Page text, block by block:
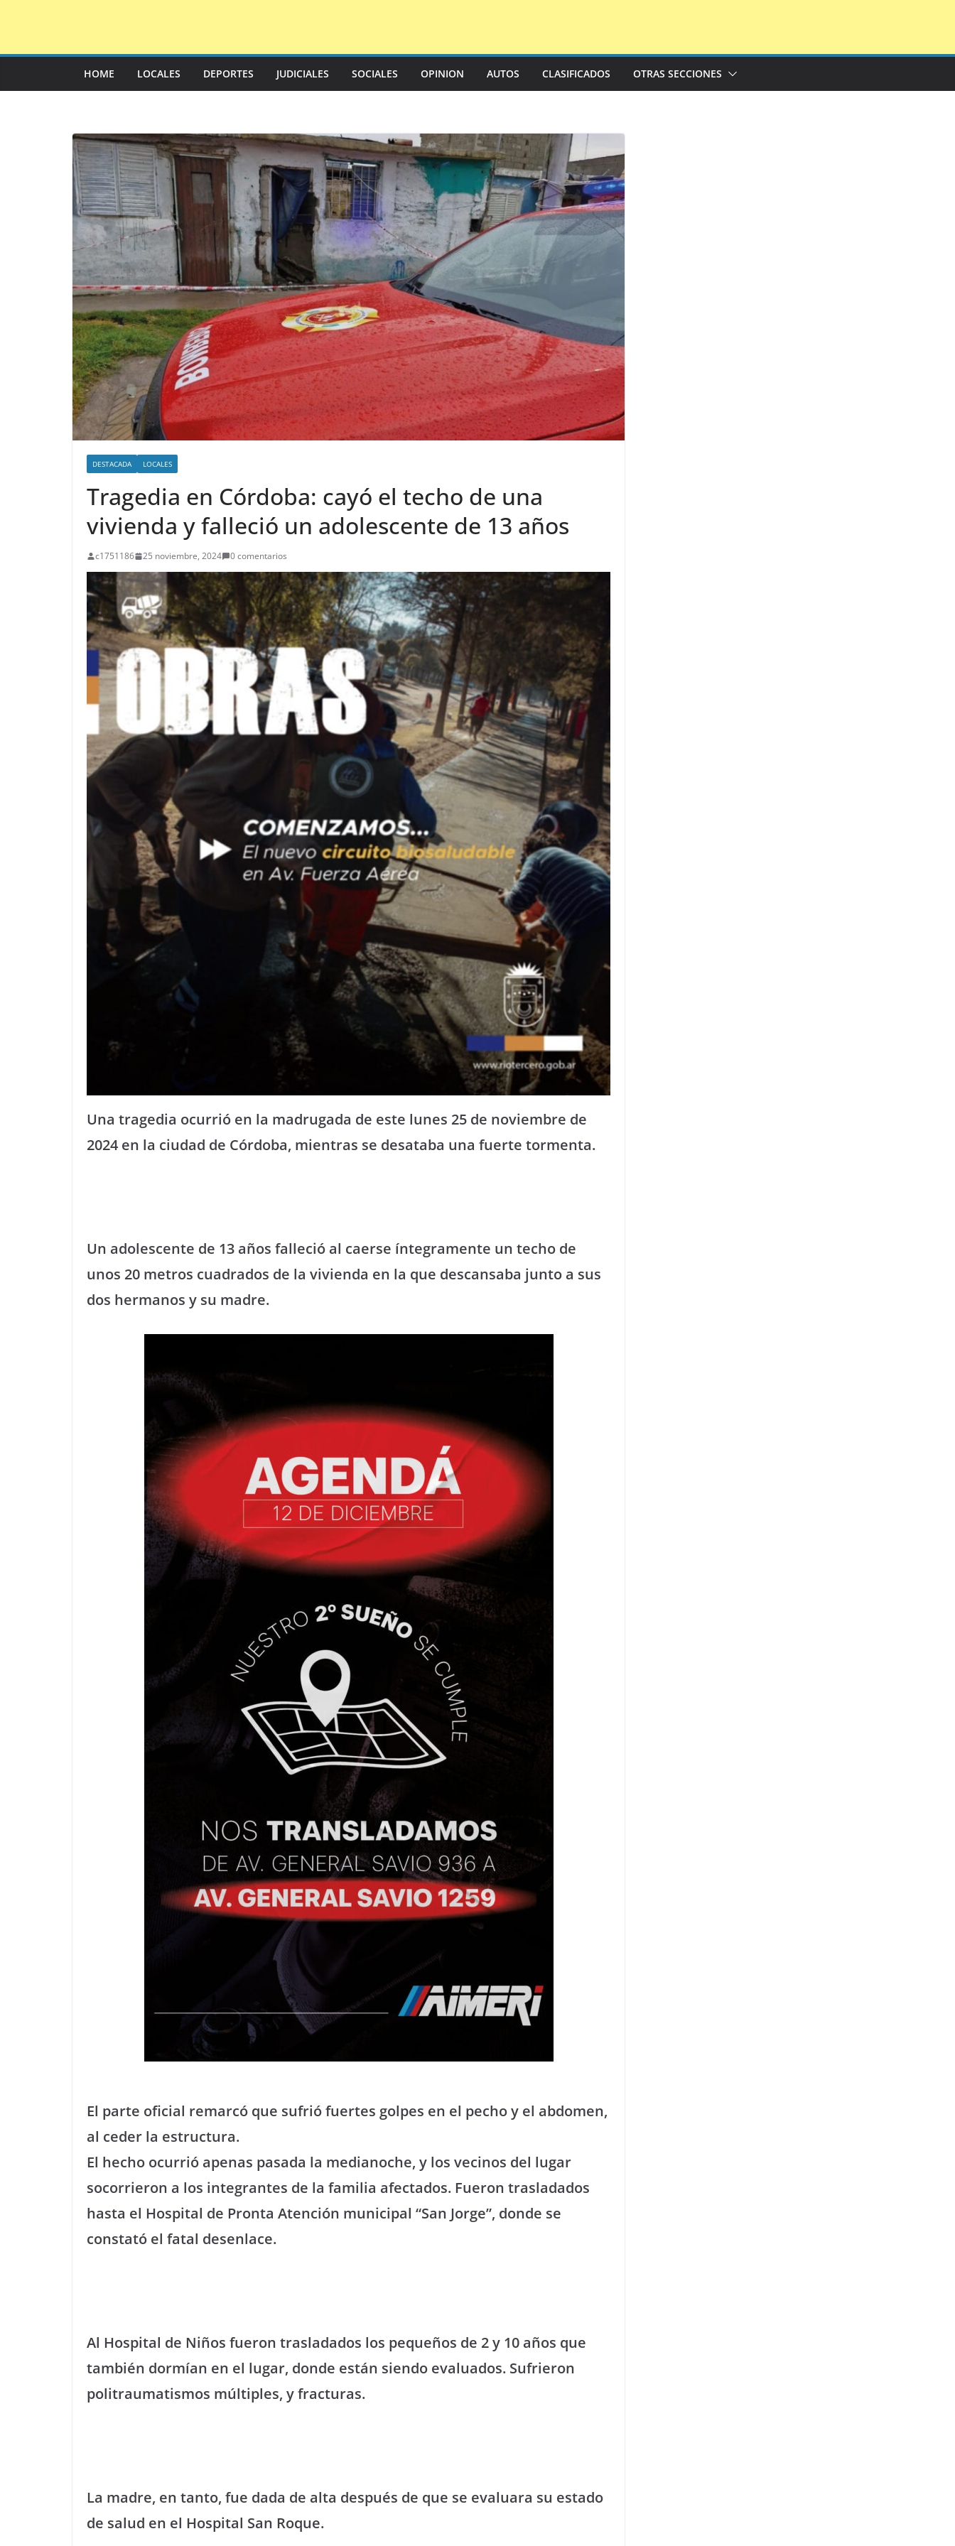
HOME LOCALES DEPORTES JUDICIALES SOCIALES OPINION AUTOS CLASIFICADOS OTRAS SECCIONES
DESTACADA LOCALES
Tragedia en Córdoba: cayó el techo de una
vivienda y falleció un adolescente de 13 años
c1751186 25 noviembre, 2024 0 comentarios
Una tragedia ocurrió en la madrugada de este lunes 25 de noviembre de
2024 en la ciudad de Córdoba, mientras se desataba una fuerte tormenta.
Un adolescente de 13 años falleció al caerse íntegramente un techo de
unos 20 metros cuadrados de la vivienda en la que descansaba junto a sus
dos hermanos y su madre.
El parte oficial remarcó que sufrió fuertes golpes en el pecho y el abdomen,
al ceder la estructura.
El hecho ocurrió apenas pasada la medianoche, y los vecinos del lugar
socorrieron a los integrantes de la familia afectados. Fueron trasladados
hasta el Hospital de Pronta Atención municipal “San Jorge”, donde se
constató el fatal desenlace.
Al Hospital de Niños fueron trasladados los pequeños de 2 y 10 años que
también dormían en el lugar, donde están siendo evaluados. Sufrieron
politraumatismos múltiples, y fracturas.
La madre, en tanto, fue dada de alta después de que se evaluara su estado
de salud en el Hospital San Roque.